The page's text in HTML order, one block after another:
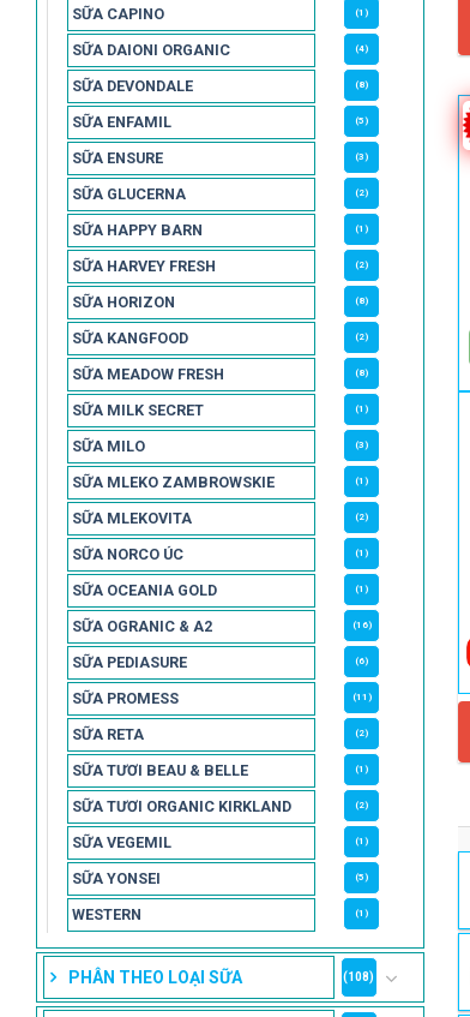
SỮA CAPINO (1)
SỮA DAIONI ORGANIC (4)
SỮA DEVONDALE (8)
SỮA ENFAMIL (5)
SỮA ENSURE (3)
SỮA GLUCERNA (2)
SỮA HAPPY BARN (1)
SỮA HARVEY FRESH (2)
SỮA HORIZON (8)
SỮA KANGFOOD (2)
SỮA MEADOW FRESH (8)
SỮA MILK SECRET (1)
SỮA MILO (3)
SỮA MLEKO ZAMBROWSKIE (1)
SỮA MLEKOVITA (2)
SỮA NORCO ÚC (1)
SỮA OCEANIA GOLD (1)
SỮA OGRANIC & A2 (16)
SỮA PEDIASURE (6)
SỮA PROMESS (11)
SỮA RETA (2)
SỮA TƯƠI BEAU & BELLE (1)
SỮA TƯƠI ORGANIC KIRKLAND (2)
SỮA VEGEMIL (1)
SỮA YONSEI (5)
WESTERN (1)
PHÂN THEO LOẠI SỮA (108)